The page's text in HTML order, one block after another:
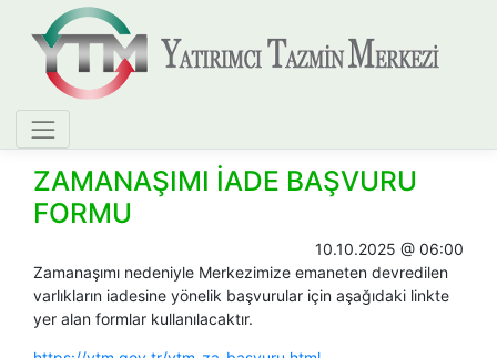
ZAMANAŞIMI İADE BAŞVURU
FORMU
10.10.2025 @ 06:00
Zamanaşımı nedeniyle Merkezimize emaneten devredilen
varlıkların iadesine yönelik başvurular için aşağıdaki linkte
yer alan formlar kullanılacaktır.